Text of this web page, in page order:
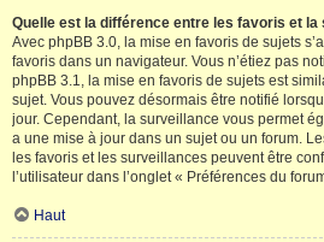
Quelle est la différence entre les favoris et la
Avec phpBB 3.0, la mise en favoris de sujets
favoris dans un navigateur. Vous n’étiez pas
phpBB 3.1, la mise en favoris de sujets est
sujet. Vous pouvez désormais être notifié
jour. Cependant, la surveillance vous permet
a une mise à jour dans un sujet ou un forum.
les favoris et les surveillances peuvent être
l’utilisateur dans l’onglet « Préférences du
Haut